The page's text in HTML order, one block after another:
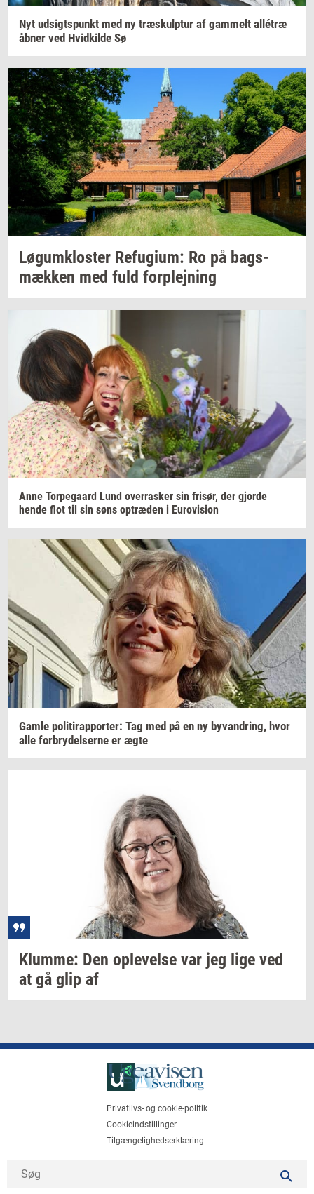
Nyt ud­sigts­punkt med ny træskul­p­tur af gam­melt allétræ
åbner ved Hvid­kil­de Sø
Løgum­klo­ster Re­fu­gi­um: Ro på bags­
mæk­ken med fuld for­plej­ning
Anne Tor­pe­gaard Lund over­ra­sker sin fri­sør, der gjor­de
hende flot til sin søns op­træ­den i Eu­ro­vi­sion
Gamle po­li­tirap­por­ter: Tag med på en ny byvan­dring, hvor
alle for­bry­del­ser­ne er ægte
Klum­me: Den op­le­vel­se var jeg lige ved
at gå glip af
Privatlivs- og cookie-politik
Cookieindstillinger
Tilgængelighedserklæring